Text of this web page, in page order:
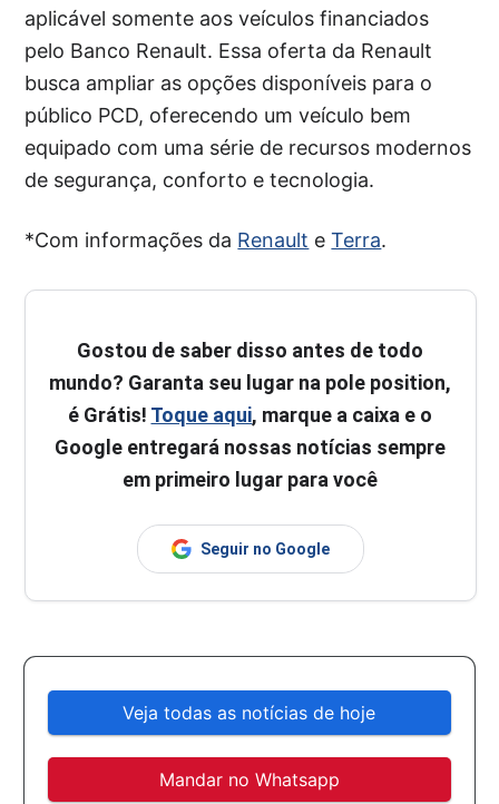
aplicável somente aos veículos financiados
pelo Banco Renault. Essa oferta da Renault
busca ampliar as opções disponíveis para o
público PCD, oferecendo um veículo bem
equipado com uma série de recursos modernos
de segurança, conforto e tecnologia.
*Com informações da Renault eTerra.
Gostou de saber disso antes de todo
mundo? Garanta seu lugar na pole position,
é Grátis! Toque aqui, marque a caixa e o
Google entregará nossas notícias sempre
em primeiro lugar para você
Seguir no Google
Veja todas as notícias de hoje
Mandar no Whatsapp